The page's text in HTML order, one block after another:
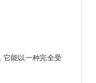
能以一种完全受